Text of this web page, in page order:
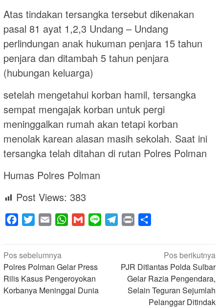
Atas tindakan tersangka tersebut dikenakan
pasal 81 ayat 1,2,3 Undang – Undang
perlindungan anak hukuman penjara 15 tahun
penjara dan ditambah 5 tahun penjara
(hubungan keluarga)
setelah mengetahui korban hamil, tersangka
sempat mengajak korban untuk pergi
meninggalkan rumah akan tetapi korban
menolak karean alasan masih sekolah. Saat ini
tersangka telah ditahan di rutan Polres Polman
Humas Polres Polman
Post Views: 383
Facebook
Twitter Email WhatsApp
Gmail Line Telegram
Print
Navigasi
pos
Pos sebelumnya
Polres Polman Gelar Press
Rilis Kasus Pengeroyokan
Korbanya Meninggal Dunia
Pos berikutnya
PJR Ditlantas Polda Sulbar
Gelar Razia Pengendara,
Selain Teguran Sejumlah
Pelanggar Ditindak